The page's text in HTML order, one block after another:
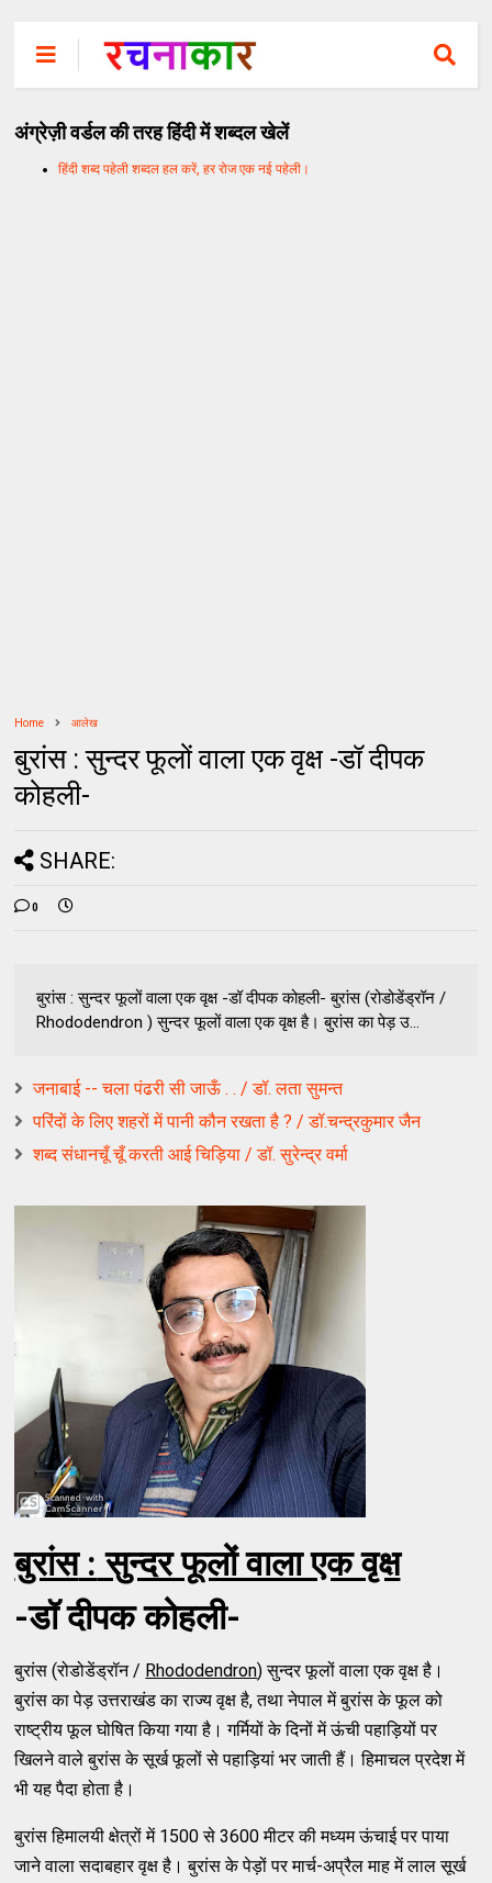
अंग्रेज़ी वर्डल की तरह हिंदी में शब्दल खेलें
हिंदी शब्द पहेली शब्दल हल करें, हर रोज एक नई पहेली।
Home आलेख
बुरांस : सुन्दर फूलों वाला एक वृक्ष -डॉ दीपक
कोहली-
SHARE:
0
बुरांस : सुन्दर फूलों वाला एक वृक्ष -डॉ दीपक कोहली- बुरांस (रोडोडेंड्रॉन /
Rhododendron ) सुन्दर फूलों वाला एक वृक्ष है। बुरांस का पेड़ उ...
जनाबाई -- चला पंढरी सी जाऊँ . . / डॉ. लता सुमन्त
परिंदों के लिए शहरों में पानी कौन रखता है ? / डॉ.चन्द्रकुमार जैन
शब्द संधानचूँ चूँ करती आई चिड़िया / डॉ. सुरेन्द्र वर्मा
बुरांस: सुन्दर फूलों वाला एक वृक्ष
-डॉ दीपक कोहली-
बुरांस (रोडोडेंड्रॉन / Rhododendron) सुन्दर फूलों वाला एक वृक्ष है।
बुरांस का पेड़ उत्तराखंड का राज्य वृक्ष है, तथा नेपाल में बुरांस के फूल को
राष्ट्रीय फूल घोषित किया गया है। गर्मियों के दिनों में ऊंची पहाड़ियों पर
खिलने वाले बुरांस के सूर्ख फूलों से पहाड़ियां भर जाती हैं। हिमाचल प्रदेश में
भी यह पैदा होता है।
बुरांस हिमालयी क्षेत्रों में 1500 से 3600 मीटर की मध्यम ऊंचाई पर पाया
जाने वाला सदाबहार वृक्ष है। बुरांस के पेड़ों पर मार्च-अप्रैल माह में लाल सूर्ख